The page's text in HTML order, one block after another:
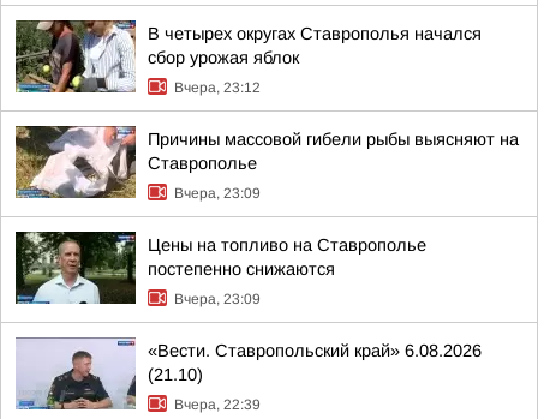
В четырех округах Ставрополья начался
сбор урожая яблок
Вчера, 23:12
Причины массовой гибели рыбы выясняют на
Ставрополье
Вчера, 23:09
Цены на топливо на Ставрополье
постепенно снижаются
Вчера, 23:09
«Вести. Ставропольский край» 6.08.2026
(21.10)
Вчера, 22:39